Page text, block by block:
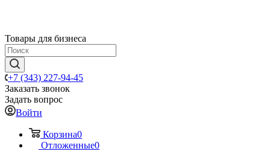
Товары для бизнеса
+7 (343) 227-94-45
Заказать звонок
Задать вопрос
Войти
Корзина0
Отложенные0